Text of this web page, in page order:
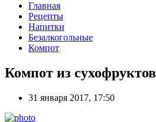
Главная
Рецепты
Напитки
Безалкогольные
Компот
Компот из
31 января 2017, 17:50